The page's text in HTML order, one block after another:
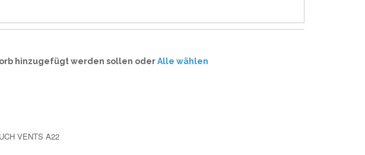
hinzugefügt werden sollen oderAlle wählen
VENTS A22